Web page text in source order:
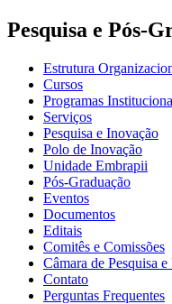
Pesquisa e Pós-
Estrutura
Cursos
Programas
Serviços
Pesquisa e Inovação
Polo de Inovação
Unidade Embrapii
Pós-Graduação
Eventos
Documentos
Editais
Comitês e Comissões
Câmara de Pesquisa
Contato
Perguntas Frequentes